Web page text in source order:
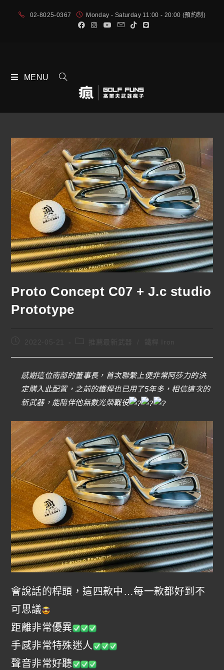
02-8025-0367 Monday - Saturday 11:00 - 20:00 (預約制)
MENU
Proto Concept C07 + J.c studio
Prototype
鐵桿 Iron
感謝這位南部的董事長，首次聯繫上便非常阿莎力的決
定購入此配置，之前的鐵桿也已用了5年多，相信這次的
新武器，能陪伴他無數光榮戰役
會說話的桿頭，這四款中…每一款都好到不
可思議
距離非常優異
手感非常特殊迷人
聲音非常好聽